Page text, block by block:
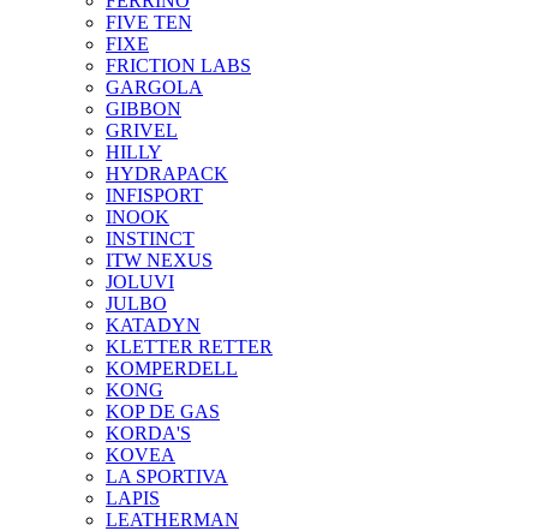
FIVE TEN
FIXE
FRICTION LABS
GARGOLA
GIBBON
GRIVEL
HILLY
HYDRAPACK
INFISPORT
INOOK
INSTINCT
ITW NEXUS
JOLUVI
JULBO
KATADYN
KLETTER RETTER
KOMPERDELL
KONG
KOP DE GAS
KORDA'S
KOVEA
LA SPORTIVA
LAPIS
LEATHERMAN